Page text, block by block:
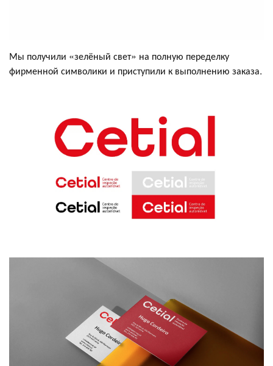
Мы получили «зелёный свет» на полную переделку
фирменной символики и приступили к выполнению заказа.